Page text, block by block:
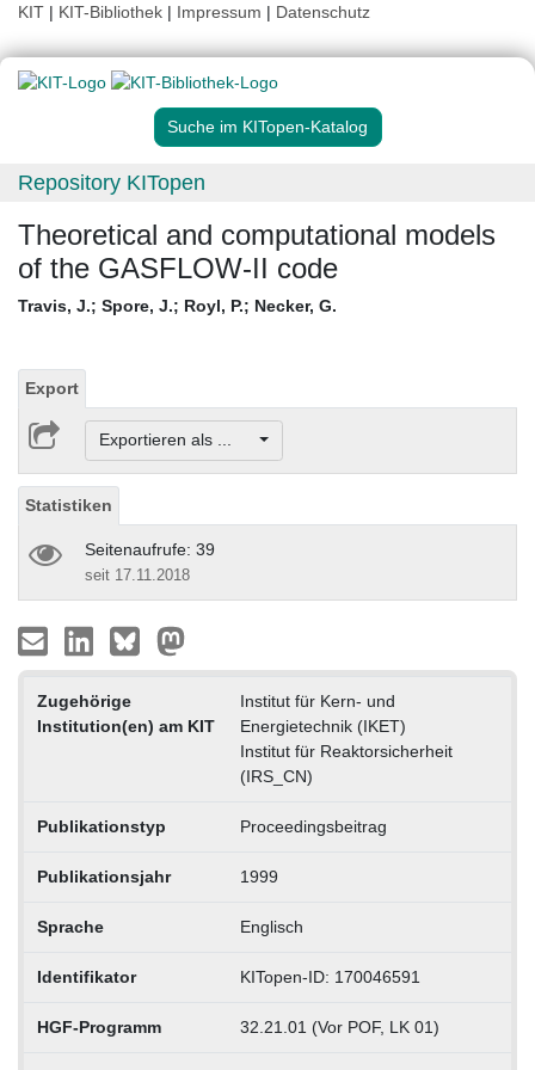
KIT | KIT-Bibliothek | Impressum | Datenschutz
Suche im KITopen-Katalog
Repository KITopen
Theoretical and computational models
of the GASFLOW-II code
Travis, J.; Spore, J.; Royl, P.; Necker, G.
Export
Exportieren als ...
Statistiken
Seitenaufrufe: 39
seit 17.11.2018
Zugehörige
Institution(en) am KIT
Institut für Kern- und
Energietechnik (IKET)
Institut für Reaktorsicherheit
(IRS_CN)
Publikationstyp Proceedingsbeitrag
Publikationsjahr 1999
Sprache Englisch
Identifikator KITopen-ID: 170046591
HGF-Programm 32.21.01 (Vor POF, LK 01)